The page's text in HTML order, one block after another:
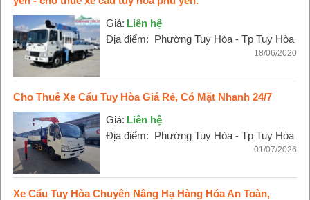
Giá: Liên hệ
Địa điểm: Phường Tuy Hòa - Tp Tuy Hòa
18/06/2020
Cho Thuê Xe Cẩu Tuy Hòa Giá Rẻ, Có Mặt Nhanh 24/7
Giá: Liên hệ
Địa điểm: Phường Tuy Hòa - Tp Tuy Hòa
01/07/2026
Xe Cẩu Tuy Hòa Chuyên Nâng Hạ Hàng Hóa An Toàn,